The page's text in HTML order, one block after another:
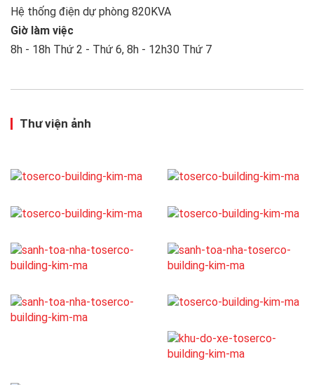
Hệ thống điện dự phòng 820KVA
Giờ làm việc
8h - 18h Thứ 2 - Thứ 6, 8h - 12h30 Thứ 7
Thư viện ảnh